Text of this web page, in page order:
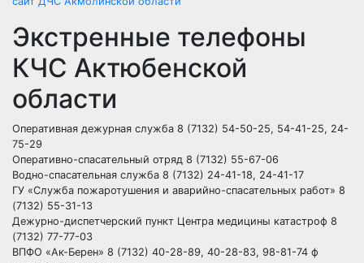
Экстренные телефоны
КЧС Актюбенской
области
Оперативная дежурная служба 8 (7132) 54-50-25, 54-41-25, 24-
75-29
Оперативно-спасательный отряд 8 (7132) 55-67-06
Водно-спасательная служба 8 (7132) 24-41-18, 24-41-17
ГУ «Служба пожаротушения и аварийно-спасательных работ» 8
(7132) 55-31-13
Дежурно-диспетчерский пункт Центра медицины катастроф 8
(7132) 77-77-03
ВПФО «Ак-Берен» 8 (7132) 40-28-89, 40-28-83, 98-81-74 ф